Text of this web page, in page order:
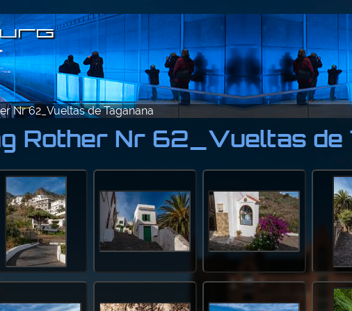
Nr 62_Vueltas de Taganana
Rother Nr 62_Vueltas de